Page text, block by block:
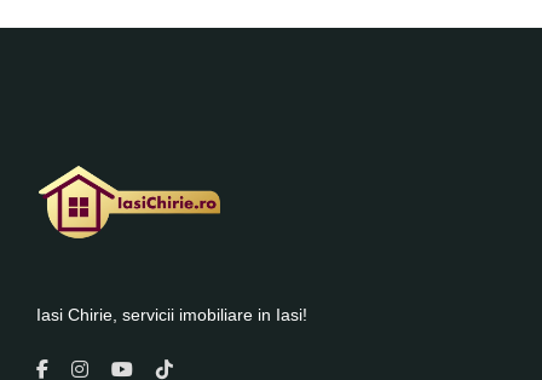
Iasi Chirie, servicii imobiliare in Iasi!